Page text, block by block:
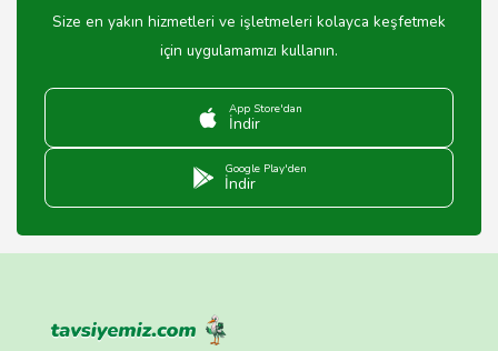
Size en yakın hizmetleri ve işletmeleri kolayca keşfetmek
için uygulamamızı kullanın.
App Store'dan
İndir
Google Play'den
İndir